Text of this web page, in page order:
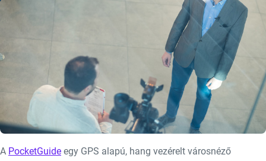
A PocketGuide egy GPS alapú, hang vezérelt városnéző